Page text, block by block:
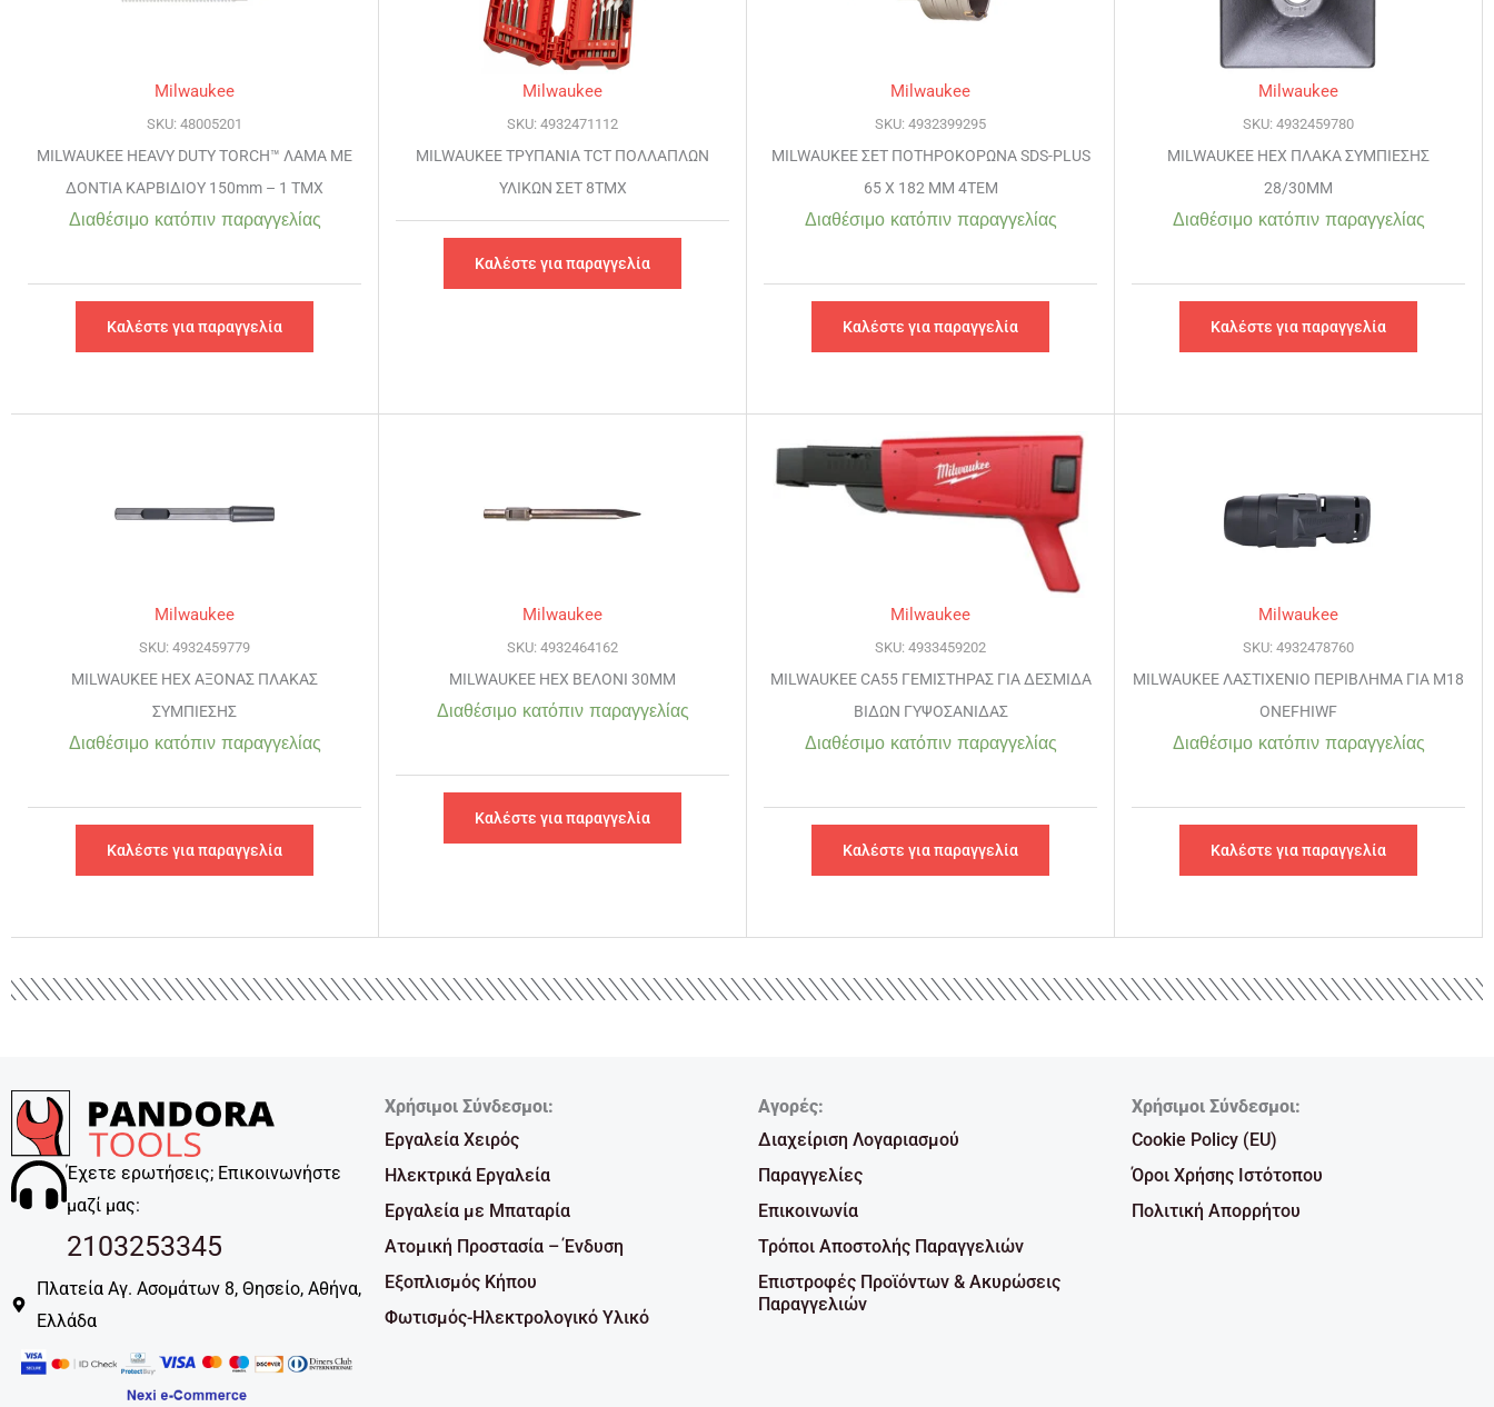
Milwaukee
SKU: 48005201
MILWAUKEE HEAVY DUTY TORCH™ ΛΑΜΑ ΜΕ
ΔΟΝΤΙΑ ΚΑΡΒΙΔΙΟΥ 150mm – 1 TMX
Διαθέσιμο κατόπιν παραγγελίας
Καλέστε για παραγγελία
Milwaukee
SKU: 4932471112
MILWAUKEE ΤΡΥΠΑΝΙΑ TCT ΠΟΛΛΑΠΛΩΝ
ΥΛΙΚΩΝ ΣΕΤ 8ΤΜΧ
Καλέστε για παραγγελία
Milwaukee
SKU: 4932399295
MILWAUKEE ΣΕΤ ΠΟΤΗΡΟΚΟΡΩΝΑ SDS-PLUS
65 X 182 MM 4ΤΕΜ
Διαθέσιμο κατόπιν παραγγελίας
Καλέστε για παραγγελία
Milwaukee
SKU: 4932459780
MILWAUKEE HEX ΠΛΑΚΑ ΣΥΜΠΙΕΣΗΣ
28/30MM
Διαθέσιμο κατόπιν παραγγελίας
Καλέστε για παραγγελία
Milwaukee
SKU: 4932459779
MILWAUKEE HEX ΑΞΟΝΑΣ ΠΛΑΚΑΣ
ΣΥΜΠΙΕΣΗΣ
Διαθέσιμο κατόπιν παραγγελίας
Καλέστε για παραγγελία
Milwaukee
SKU: 4932464162
MILWAUKEE HEX ΒΕΛΟΝΙ 30MM
Διαθέσιμο κατόπιν παραγγελίας
Καλέστε για παραγγελία
Milwaukee
SKU: 4933459202
MILWAUKEE CA55 ΓΕΜΙΣΤΗΡΑΣ ΓΙΑ ΔΕΣΜΙΔΑ
ΒΙΔΩΝ ΓΥΨΟΣΑΝΙΔΑΣ
Διαθέσιμο κατόπιν παραγγελίας
Καλέστε για παραγγελία
Milwaukee
SKU: 4932478760
MILWAUKEE ΛΑΣΤΙΧΕΝΙΟ ΠΕΡΙΒΛΗΜΑ ΓΙΑ M18
ONEFHIWF
Διαθέσιμο κατόπιν παραγγελίας
Καλέστε για παραγγελία
Έχετε ερωτήσεις; Επικοινωνήστε
μαζί μας:
2103253345
Πλατεία Αγ. Ασομάτων 8, Θησείο, Αθήνα,
Ελλάδα
Χρήσιμοι Σύνδεσμοι:
Εργαλεία Χειρός
Ηλεκτρικά Εργαλεία
Εργαλεία με Μπαταρία
Ατομική Προστασία – Ένδυση
Εξοπλισμός Κήπου
Φωτισμός-Ηλεκτρολογικό Υλικό
Αγορές:
Διαχείριση Λογαριασμού
Παραγγελίες
Επικοινωνία
Τρόποι Αποστολής Παραγγελιών
Επιστροφές Προϊόντων & Ακυρώσεις
Παραγγελιών
Χρήσιμοι Σύνδεσμοι:
Cookie Policy (EU)
Όροι Χρήσης Ιστότοπου
Πολιτική Απορρήτου